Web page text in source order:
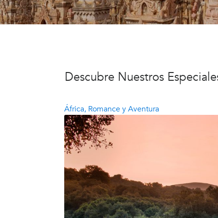
Descubre Nuestros
África, Romance y Aventura